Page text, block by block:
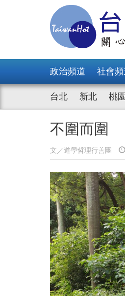
政治頻道 社會頻
台北 新北 桃園
不圍而圍
文／道學哲理⾏善團